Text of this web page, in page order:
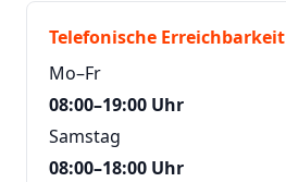
Telefonische Erreichbarkeit
Mo–Fr
08:00–19:00 Uhr
Samstag
08:00–18:00 Uhr